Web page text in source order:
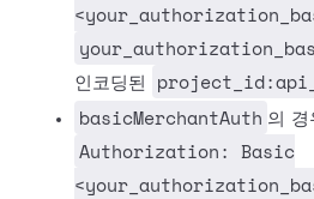
인코딩된
basicMerchantAuth 의
Authorization: Basic